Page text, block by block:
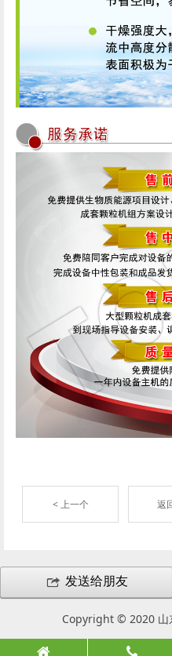
< 上一个 返
发送给朋友
Copyright © 2020 山